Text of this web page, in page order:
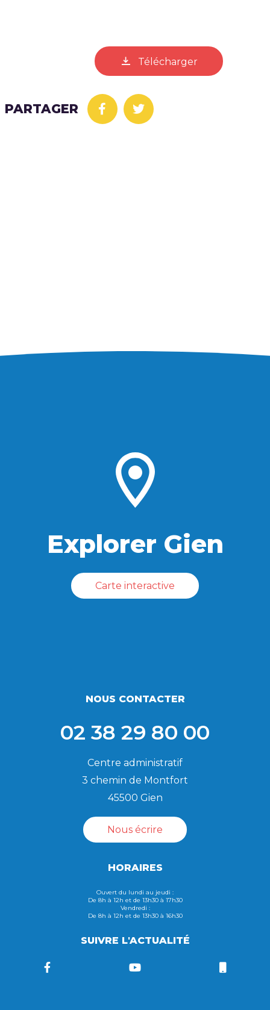
Télécharger
PARTAGER
Explorer Gien
Carte interactive
NOUS CONTACTER
02 38 29 80 00
Centre administratif
3 chemin de Montfort
45500 Gien
Nous écrire
HORAIRES
Ouvert du lundi au jeudi :
De 8h à 12h et de 13h30 à 17h30
Vendredi :
De 8h à 12h et de 13h30 à 16h30
SUIVRE L'ACTUALITÉ